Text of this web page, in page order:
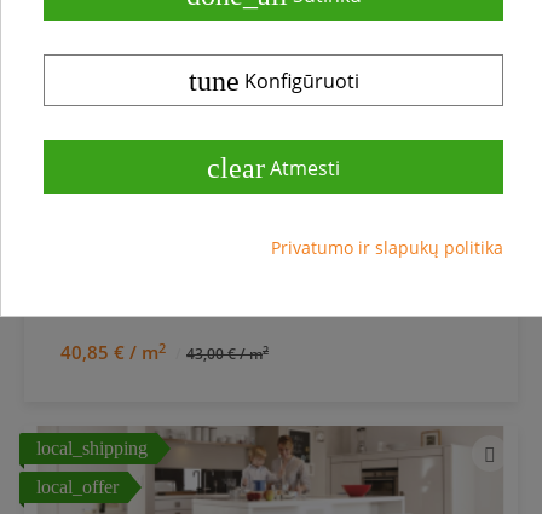
Trisluoksnė parketlentė Boen Longstrip Ąžuolas
Finale EIGLTKTD
40,85 € / m2 43,00 € / m2
local_shipping
local_offer
tune Konfigūruoti
clearAtmesti
Privatumo ir slapukų politika